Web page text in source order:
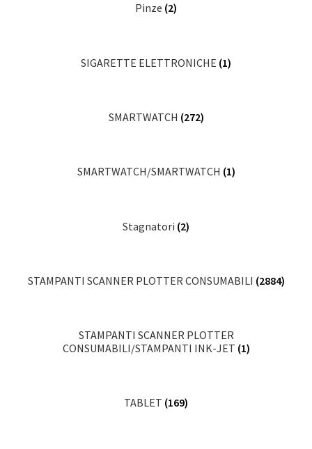
Pinze (2)
SIGARETTE ELETTRONICHE (1)
SMARTWATCH (272)
SMARTWATCH/SMARTWATCH (1)
Stagnatori (2)
STAMPANTI SCANNER PLOTTER CONSUMABILI (2884)
STAMPANTI SCANNER PLOTTER
CONSUMABILI/STAMPANTI INK-JET (1)
TABLET (169)